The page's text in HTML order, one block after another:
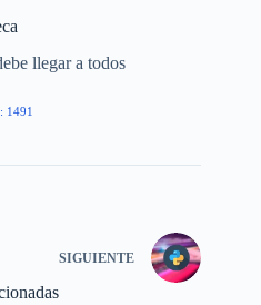
llegar a todos
1491
SIGUIENTE